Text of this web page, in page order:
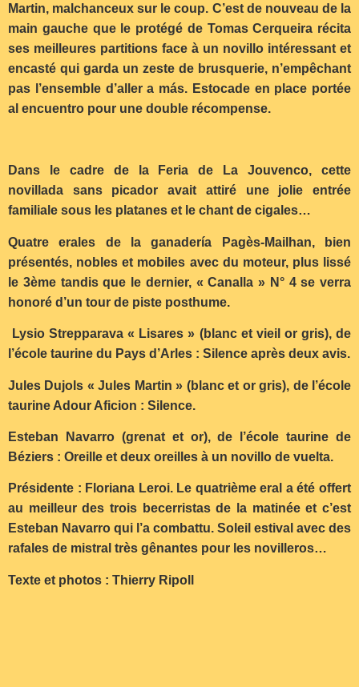
Martin, malchanceux sur le coup. C’est de nouveau de la
main gauche que le protégé de Tomas Cerqueira récita
ses meilleures partitions face à un novillo intéressant et
encasté qui garda un zeste de brusquerie, n’empêchant
pas l’ensemble d’aller a más. Estocade en place portée
al encuentro pour une double récompense.
Dans le cadre de la Feria de La Jouvenco, cette
novillada sans picador avait attiré une jolie entrée
familiale sous les platanes et le chant de cigales…
Quatre erales de la ganadería Pagès-Mailhan, bien
présentés, nobles et mobiles avec du moteur, plus lissé
le 3ème tandis que le dernier, « Canalla » N° 4 se verra
honoré d’un tour de piste posthume.
Lysio Strepparava « Lisares » (blanc et vieil or gris), de
l’école taurine du Pays d’Arles : Silence après deux avis.
Jules Dujols « Jules Martin » (blanc et or gris), de l’école
taurine Adour Aficion : Silence.
Esteban Navarro (grenat et or), de l’école taurine de
Béziers : Oreille et deux oreilles à un novillo de vuelta.
Présidente : Floriana Leroi. Le quatrième eral a été offert
au meilleur des trois becerristas de la matinée et c’est
Esteban Navarro qui l’a combattu. Soleil estival avec des
rafales de mistral très gênantes pour les novilleros…
Texte et photos : Thierry Ripoll